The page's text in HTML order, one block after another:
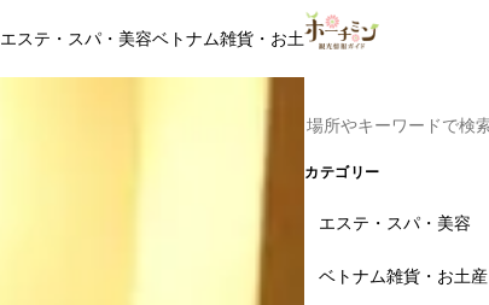
エステ・スパ・美容ベトナム雑貨・お土産レストラン
カテゴリー
エステ・スパ・美容
ベトナム雑貨・お土産